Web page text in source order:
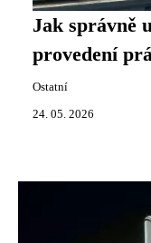
Jak správně
provedení
Ostatní
24. 05. 2026